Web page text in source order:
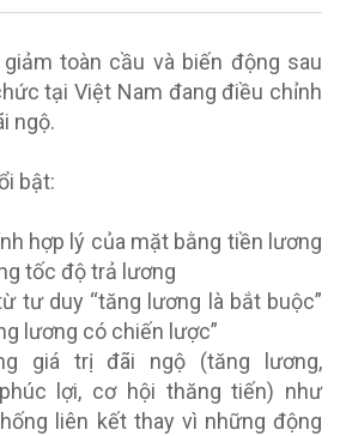
toàn cầu và biến động sau
tại Việt Nam đang điều chỉnh
ngộ.
bật:
hợp lý của mặt bằng tiền lương
tốc độ trả lương
tư duy “tăng lương là bắt buộc”
lương có chiến lược”
giá trị đãi ngộ (tăng lương,
lợi, cơ hội thăng tiến) như
liên kết thay vì những động